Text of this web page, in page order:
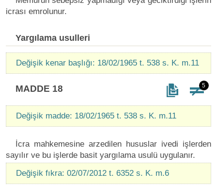
icrası emrolunur.
Yargılama usulleri
Değişik kenar başlığı: 18/02/1965 t. 538 s. K. m.11
MADDE 18 5
Değişik madde: 18/02/1965 t. 538 s. K. m.11
İcra mahkemesine arzedilen hususlar ivedi işlerden
sayılır ve bu işlerde basit yargılama usulü uygulanır.
Değişik fıkra: 02/07/2012 t. 6352 s. K. m.6